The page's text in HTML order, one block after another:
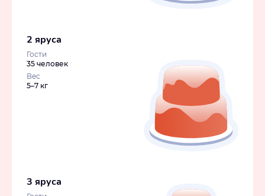
2 яруса
Гости
35 человек
Вес
5–7 кг
3 яруса